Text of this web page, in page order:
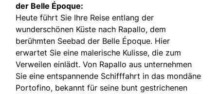
der Belle Époque:
Heute führt Sie Ihre Reise entlang der
wunderschönen Küste nach Rapallo, dem
berühmten Seebad der Belle Époque. Hier
erwartet Sie eine malerische Kulisse, die zum
Verweilen einlädt. Von Rapallo aus unternehmen
Sie eine entspannende Schifffahrt in das mondäne
Portofino, bekannt für seine bunt gestrichenen